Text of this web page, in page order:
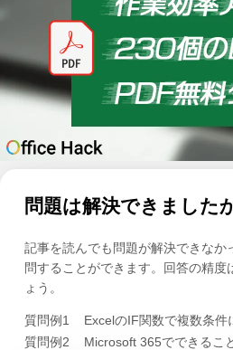
問題は解決できました
記事を読んでも問題が解決できなか
問することができます。回答の精度
ょう。
質問例1
ExcelのIF関数で複数条件
質問例2
Microsoft 365でできるこ